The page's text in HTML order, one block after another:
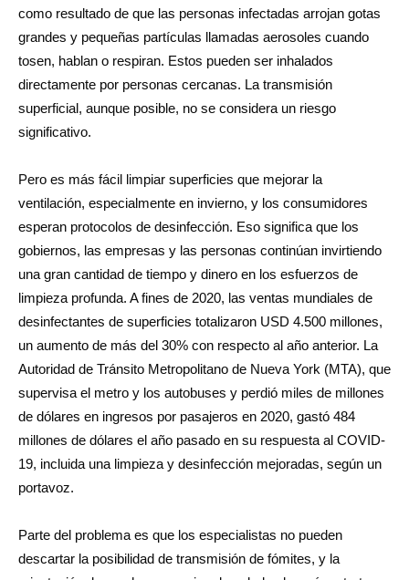
como resultado de que las personas infectadas arrojan gotas
grandes y pequeñas partículas llamadas aerosoles cuando
tosen, hablan o respiran. Estos pueden ser inhalados
directamente por personas cercanas. La transmisión
superficial, aunque posible, no se considera un riesgo
significativo.
Pero es más fácil limpiar superficies que mejorar la
ventilación, especialmente en invierno, y los consumidores
esperan protocolos de desinfección. Eso significa que los
gobiernos, las empresas y las personas continúan invirtiendo
una gran cantidad de tiempo y dinero en los esfuerzos de
limpieza profunda. A fines de 2020, las ventas mundiales de
desinfectantes de superficies totalizaron USD 4.500 millones,
un aumento de más del 30% con respecto al año anterior. La
Autoridad de Tránsito Metropolitano de Nueva York (MTA), que
supervisa el metro y los autobuses y perdió miles de millones
de dólares en ingresos por pasajeros en 2020, gastó 484
millones de dólares el año pasado en su respuesta al COVID-
19, incluida una limpieza y desinfección mejoradas, según un
portavoz.
Parte del problema es que los especialistas no pueden
descartar la posibilidad de transmisión de fómites, y la